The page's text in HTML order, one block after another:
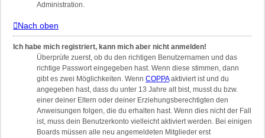
Administration.
Nach oben
Ich habe mich registriert, kann mich aber nicht anmelden!
Überprüfe zuerst, ob du den richtigen Benutzernamen und das
richtige Passwort eingegeben hast. Wenn diese stimmen, dann
gibt es zwei Möglichkeiten. Wenn COPPAaktiviert ist und du
angegeben hast, dass du unter 13 Jahre alt bist, musst du bzw.
einer deiner Eltern oder deiner Erziehungsberechtigten den
Anweisungen folgen, die du erhalten hast. Wenn dies nicht der Fall
ist, muss dein Benutzerkonto vielleicht aktiviert werden. Bei einigen
Boards müssen alle neu angemeldeten Mitglieder erst